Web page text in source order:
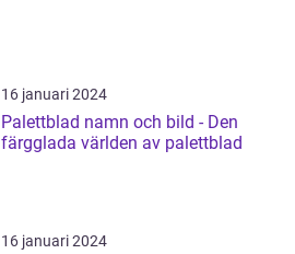
16 januari 2024
Palettblad namn och bild - Den
färgglada världen av palettblad
16 januari 2024